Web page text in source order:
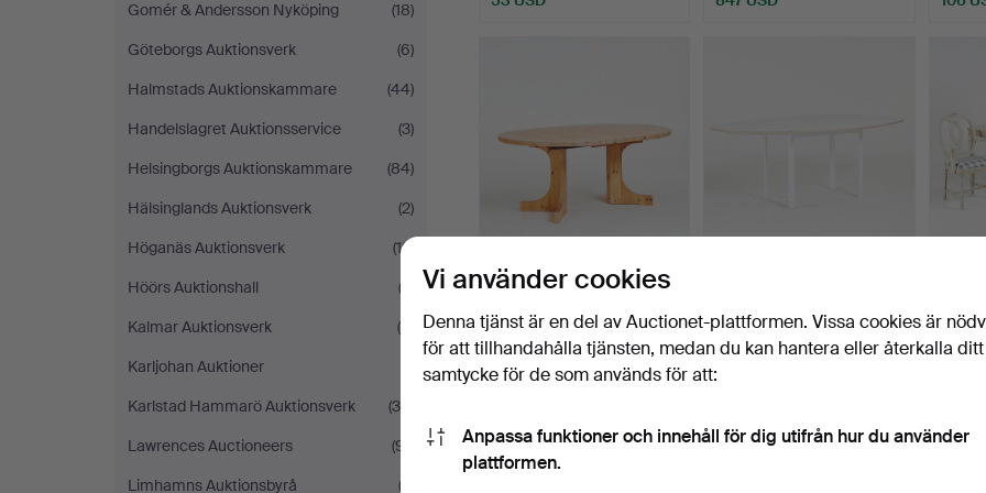
Gomér & Andersson Nyköping
(18)
Göteborgs Auktionsverk
(6)
Halmstads Auktionskammare
(44)
Handelslagret Auktionsservice
(3)
Helsingborgs Auktionskammare
(84)
Hälsinglands Auktionsverk
(2)
Höganäs Auktionsverk
(12)
Höörs Auktionshall
(2)
Kalmar Auktionsverk
(9)
Karljohan Auktioner
Karlstad Hammarö Auktionsverk
(39)
Lawrences Auctioneers
(91)
Limhamns Auktionsbyrå
(2)
MATBORD. Furu, 1970- 80
tal, en iläggsskiv…
Klubbades 19 maj 2026
14 bud
338 USD
Klubbades 19 maj 2026
4 bud
18 bud
Vi använder cookies
Denna tjänst är en del av Auctionet-plattformen. Vissa cookies är
för att tillhandahålla tjänsten, medan du kan hantera eller återkalla ditt
samtycke för de som används för att:
Anpassa funktioner och innehåll för dig utifrån hur du använder
plattformen.